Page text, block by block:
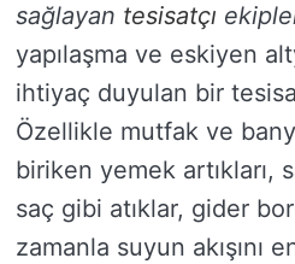
sağlayan tesisatçı
yapılaşma ve eskiyen
ihtiyaç duyulan bir
Özellikle mutfak ve
biriken yemek artıkları,
saç gibi atıklar, gider
zamanla suyun akışını